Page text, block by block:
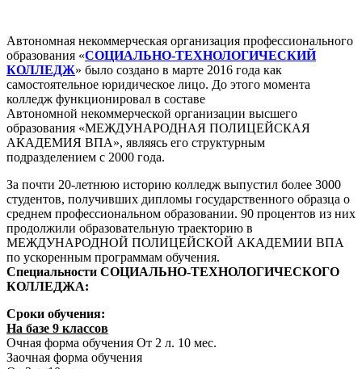
Автономная некоммерческая организация профессионального
образования «СОЦИАЛЬНО-ТЕХНОЛОГИЧЕСКИЙ
КОЛЛЕДЖ» было создано в марте 2016 года как
самостоятельное юридическое лицо. До этого момента
колледж функционировал в составе
Автономной некоммерческой организации высшего
образования «МЕЖДУНАРОДНАЯ ПОЛИЦЕЙСКАЯ
АКАДЕМИЯ ВПА», являясь его структурным
подразделением с 2000 года.
За почти 20-летнюю историю колледж выпустил более 3000
студентов, получивших дипломы государственного образца о
среднем профессиональном образовании. 90 процентов из них
продолжили образовательную траекторию в
МЕЖДУНАРОДНОЙ ПОЛИЦЕЙСКОЙ АКАДЕМИИ ВПА
по ускоренным программам обучения.
Специальности СОЦИАЛЬНО-ТЕХНОЛОГИЧЕСКОГО
КОЛЛЕДЖА:
Сроки обучения:
На базе 9 классов
Очная форма обучения От 2 л. 10 мес.
Заочная форма обучения